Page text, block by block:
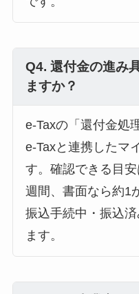
Q4. 還付金の進み
ますか？
e-Taxの「還付金処
e-Taxと連携したマ
す。確認できる目
週間、書面なら約1
振込手続中・振込
ます。